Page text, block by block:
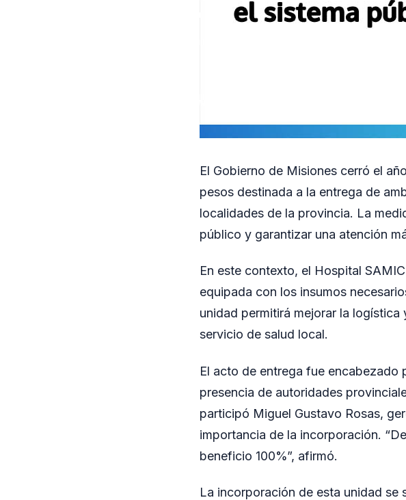
El Gobierno de Misiones cerró el
pesos destinada a la entrega de
localidades de la provincia. La
público y garantizar una atención
En este contexto, el Hospital
equipada con los insumos
unidad permitirá mejorar la
servicio de salud local.
El acto de entrega fue
presencia de autoridades
participó Miguel Gustavo Rosas,
importancia de la incorporación.
beneficio 100%”, afirmó.
La incorporación de esta unidad se